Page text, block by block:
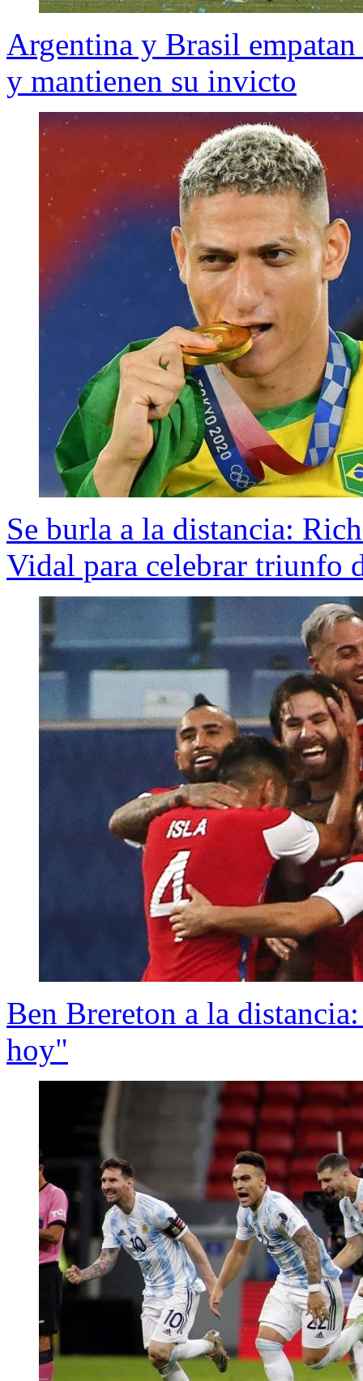
Argentina y Brasil
y mantienen su invicto
Se burla a la distancia:
Vidal para celebrar triunfo
Ben Brereton a la
hoy"